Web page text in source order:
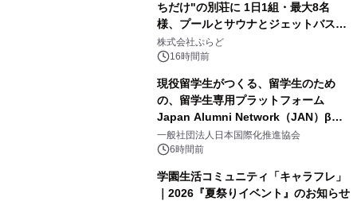
ちだけ"の別荘に 1日1組・最大8名
様、プールとサウナとジェットバス付
きで Villa Mon Temps AWAJIの連泊
素泊りプラン
株式会社ぷらど
16時間前
現役留学生がつくる、留学生のため
の、留学生専用プラットフォーム
Japan Alumni Network（JAN）β版
をリリース
一般社団法人日本国際化推進協会
6時間前
学園生活コミュニティ「キャラフレ」
｜2026『夏祭りイベント』のお知らせ